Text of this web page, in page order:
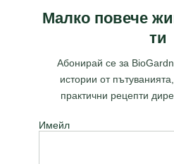
Малко повече
ти
Абонирай се за
истории от
практични рецепти
Имейл